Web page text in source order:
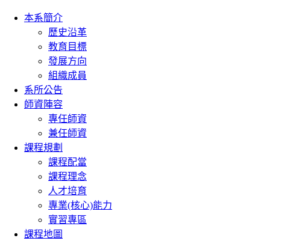
本系簡介
歷史沿革
教育目標
發展方向
組織成員
系所公告
師資陣容
專任師資
兼任師資
課程規劃
課程配當
課程理念
人才培育
專業(核心)能力
實習專區
課程地圖